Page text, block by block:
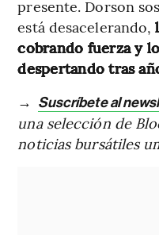
presente. Dorson
está desacelerando,
cobrando fuerza y
despertando tras
→ Suscríbete al
una selección de
noticias bursátiles